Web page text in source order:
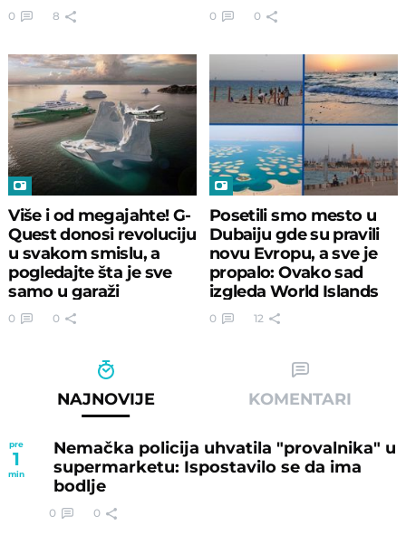
0 8 0 0
Više i od megajahte! G-
Quest donosi revoluciju
u svakom smislu, a
pogledajte šta je sve
samo u garaži
0 0
Posetili smo mesto u
Dubaiju gde su pravili
novu Evropu, a sve je
propalo: Ovako sad
izgleda World Islands
0 12
NAJNOVIJE KOMENTARI
pre
1
min
Nemačka policija uhvatila "provalnika" u
supermarketu: Ispostavilo se da ima
bodlje
0 0